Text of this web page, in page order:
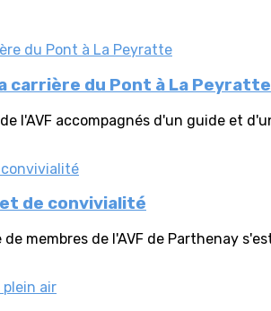
carrière du Pont à La Peyratte
l'AVF accompagnés d'un guide et
de convivialité
membres de l'AVF de Parthenay